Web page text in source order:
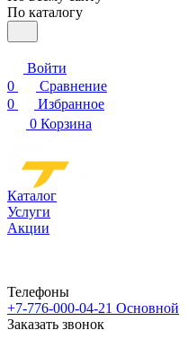
По каталогу
Войти
0
Сравнение
0
Избранное
0 Корзина
Каталог
Услуги
Акции
Телефоны
+7-776-000-04-21 Основной
Заказать звонок